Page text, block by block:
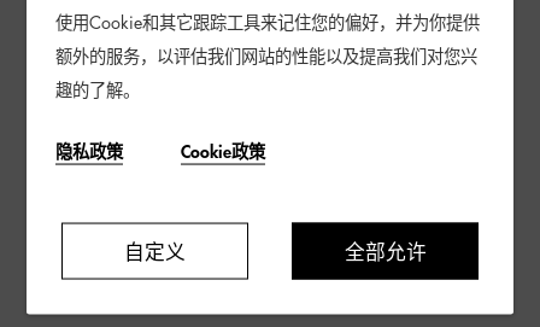
使用Cookie和其它跟踪工具来记住您的偏好，并为你提供
额外的服务，以评估我们网站的性能以及提高我们对您兴
趣的了解。
隐私政策 Cookie政策
自定义 全部允许